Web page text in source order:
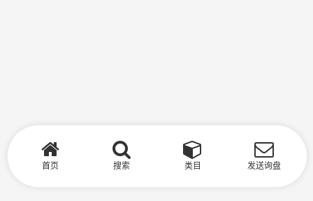
首页 搜索 类目 发送询盘